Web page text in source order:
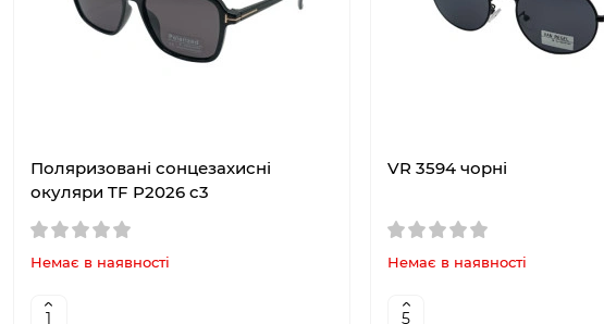
Поляризовані сонцезахисні
окуляри TF P2026 c3
Немає в наявності
VR 3594 чорні
Немає в наявності